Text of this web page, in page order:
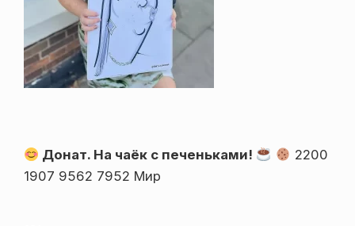
Донат. На чаёк с печеньками!
2200
1907 9562 7952 Мир